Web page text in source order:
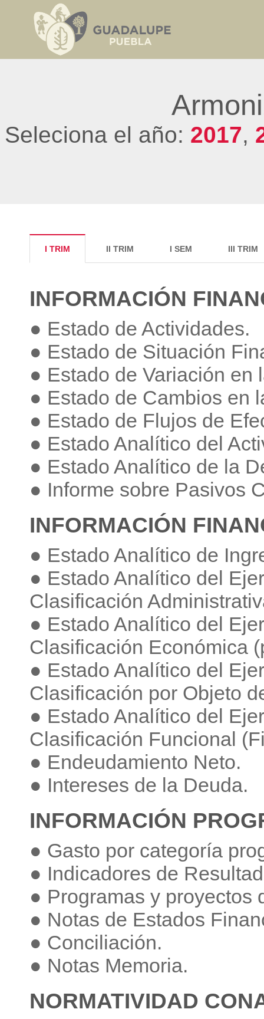
Seleciona el año: 2017,
I TRIM II TRIM I SEM III TRIM
INFORMACIÓN
● Estado de Actividades.
● Estado de Situación
● Estado de Variación en
● Estado de Cambios en
● Estado de Flujos de
● Estado Analítico del
● Estado Analítico de la
● Informe sobre Pasivos
INFORMACIÓN
● Estado Analítico de
● Estado Analítico del
Clasificación
● Estado Analítico del
Clasificación Económica
● Estado Analítico del
Clasificación por Objeto
● Estado Analítico del
Clasificación Funcional
● Endeudamiento Neto.
● Intereses de la Deuda.
INFORMACIÓN
● Gasto por categoría
● Indicadores de
● Programas y proyectos
● Notas de Estados
● Conciliación.
● Notas Memoria.
NORMATIVIDAD